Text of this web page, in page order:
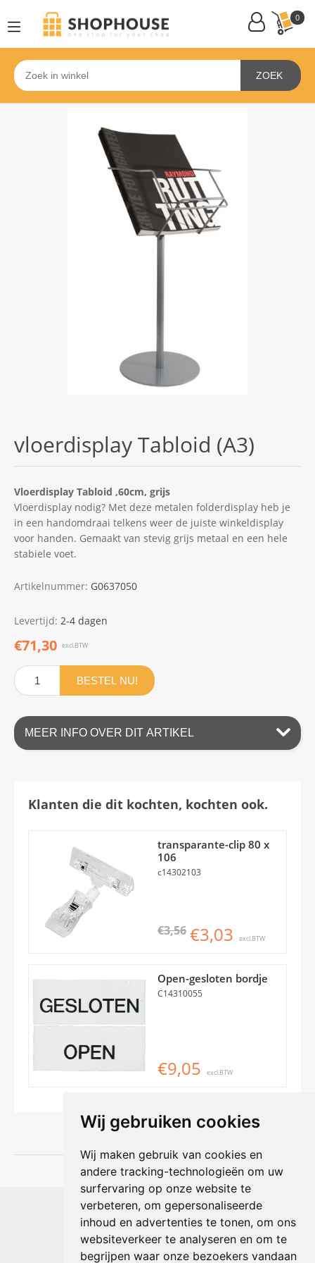
Wij gebruiken cookies
Wij maken gebruik van cookies en
andere tracking-technologieën om uw
surfervaring op onze website te
verbeteren, om gepersonaliseerde
inhoud en advertenties te tonen, om ons
websiteverkeer te analyseren en om te
begrijpen waar onze bezoekers vandaan
0
ZOEK
vloerdisplay Tabloid (A3)
Vloerdisplay Tabloid ,60cm, grijs
Vloerdisplay nodig? Met deze metalen folderdisplay heb je
in een handomdraai telkens weer de juiste winkeldisplay
voor handen. Gemaakt van stevig grijs metaal en een hele
stabiele voet.
Artikelnummer: G0637050
Levertijd: 2-4 dagen
€71,30 excl.BTW
BESTEL NU!
MEER INFO OVER DIT ARTIKEL
Klanten die dit kochten, kochten ook.
transparante-clip 80 x
106
c14302103
€3,56 €3,03 excl.BTW
Open-gesloten bordje
C14310055
€9,05 excl.BTW
Shophouse online
Max Planckstraat 4
6716 BE Ede, Nederland
Telefoon:+31(0)318 618 121
E-mail: info@shophouse.nl